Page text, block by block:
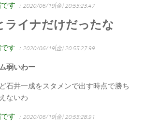
す ：2020/06/19(金) 20:55:23.47
ライナだけだったな
す ：2020/06/19(金) 20:55:27.99
弱いわー
石井一成をスタメンで出す時点で勝ち
ないわ
す ：2020/06/19(金) 20:55:28.91